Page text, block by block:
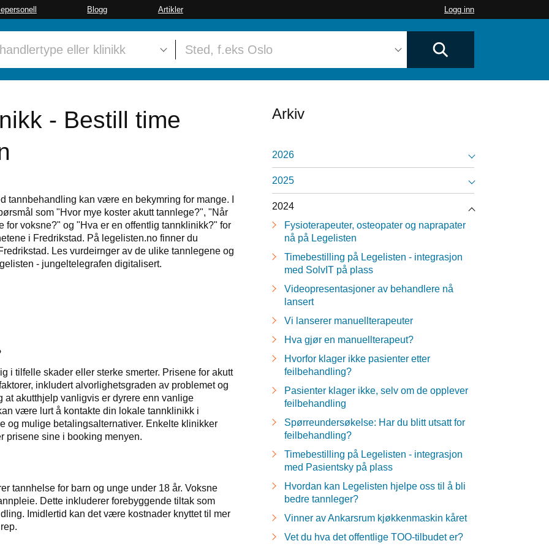
Blogg Artikler Logg inn
- Bestill time
tannbehandling kan være en bekymring for mange. I
som "Hvor mye koster akutt tannlege?", "Når
for voksne?" og "Hva er en offentlig tannklinikk?" for
i Fredrikstad. På legelisten.no finner du
Les vurdeirnger av de ulike tannlegene og
- jungeltelegrafen digitalisert.
i tilfelle skader eller sterke smerter. Prisene for akutt
inkludert alvorlighetsgraden av problemet og
at akutthjelp vanligvis er dyrere enn vanlige
være lurt å kontakte din lokale tannklinikk i
og mulige betalingsalternativer. Enkelte klinikker
prisene sine i booking menyen.
tannhelse for barn og unge under 18 år. Voksne
Dette inkluderer forebyggende tiltak som
Imidlertid kan det være kostnader knyttet til mer
Arkiv
2026
2025
2024
Fysioterapeuter, osteopater og naprapater
nå på Legelisten
Timebestilling på Legelisten - integrasjon
med SolvIT på plass
Videopresentasjoner av behandlere nå
lansert
Vi lanserer manuellterapeuter
Hva gjør en manuellterapeut?
Hvorfor klager ikke pasienter etter
feilbehandling?
Pasienter klager ikke, selv om de opplever
feilbehandling
Spørreundersøkelse: Har du blitt utsatt for
feilbehandling?
Timebestilling på Legelisten - integrasjon
med Pasientsky på plass
Hvordan kan Legelisten hjelpe oss til å bli
bedre tannleger?
Vinner av Ankarsrum kjøkkenmaskin kåret
Vet du hva det offentlige TOO-tilbudet er?